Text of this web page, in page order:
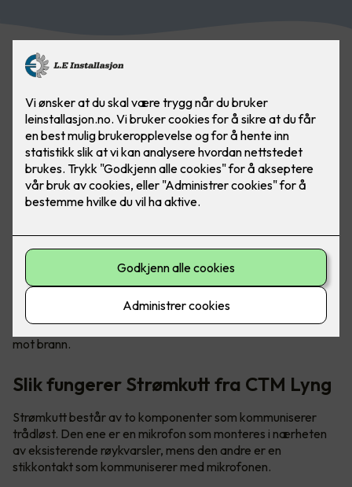
Tryggere og mer brannsikre hjem
Sikkerhetsløsningen kalt «Strømkutt» sørger for å stenge
strømmen til elektriske apparater ved røykutvikling, og det
kan forhindre eller redusere brannskader i boligen din. Det er
en enkel måte for deg å bedre sikre din familie og deg selv
mot brann.
Slik fungerer Strømkutt fra CTM Lyng
Strømkutt består av to komponenter som kommuniserer
trådløst. Den ene er en mikrofon som monteres i nærheten
av eksisterende røykvarsler, mens den andre er en
stikkontakt som kommuniserer med mikrofonen.